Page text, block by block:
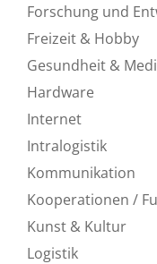
Forschung und
Freizeit & Hobby
Gesundheit &
Hardware
Internet
Intralogistik
Kommunikation
Kooperationen /
Kunst & Kultur
Logistik